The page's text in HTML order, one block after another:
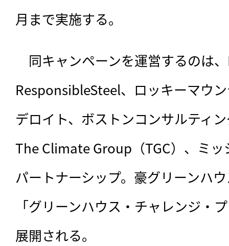
月まで実施する。
同キャンペーンを運営するのは、
ResponsibleSteel、ロッキーマウ
デロイト、ボストンコンサルティ
The Climate Group（TGC）、ミ
パートナーシップ。豪グリーンハ
「グリーンハウス・チャレンジ・
展開される。